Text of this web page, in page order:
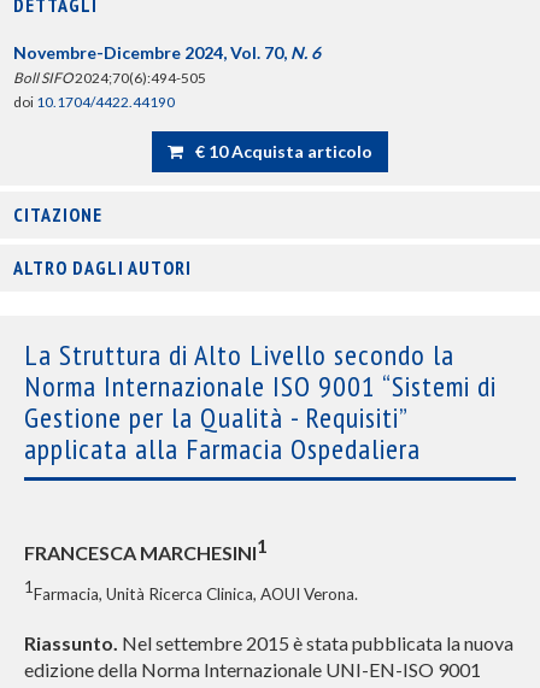
DETTAGLI
Novembre-Dicembre 2024, Vol. 70, N. 6
Boll SIFO2024;70(6):494-505
doi 10.1704/4422.44190
€ 10 Acquista articolo
CITAZIONE
ALTRO DAGLI AUTORI
La Struttura di Alto Livello secondo la
Norma Internazionale ISO 9001 “Sistemi di
Gestione per la Qualità - Requisiti”
applicata alla Farmacia Ospedaliera
FRANCESCA MARCHESINI1
1Farmacia, Unità Ricerca Clinica, AOUI Verona.
Riassunto. Nel settembre 2015 è stata pubblicata la nuova
edizione della Norma Internazionale UNI-EN-ISO 9001